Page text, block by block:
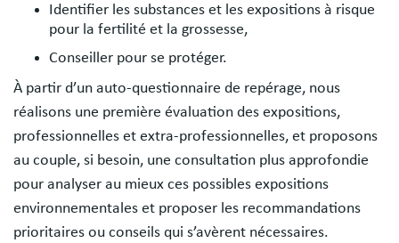
Identifier les substances et les expositions à risque
pour la fertilité et la grossesse,
Conseiller pour se protéger.
À partir d’un auto-questionnaire de repérage, nous
réalisons une première évaluation des expositions,
professionnelles et extra-professionnelles, et proposons
au couple, si besoin, une consultation plus approfondie
pour analyser au mieux ces possibles expositions
environnementales et proposer les recommandations
prioritaires ou conseils qui s’avèrent nécessaires.